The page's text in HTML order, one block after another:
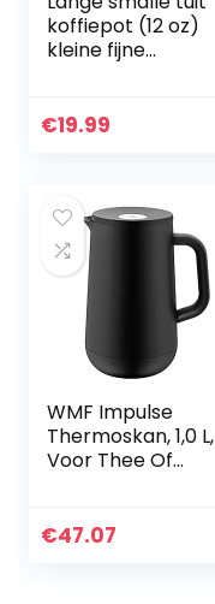
koffiepot (12 oz)
kleine fijne
druppelkoffiepot
€19.99
WMF Impulse
Thermoskan, 1,0 L,
Voor Thee Of
Uur Koud En Warm,
€47.07